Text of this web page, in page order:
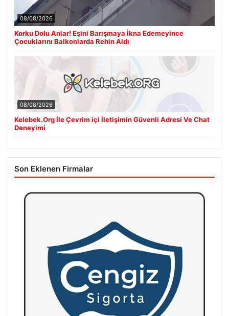
08/08/2026
Korku Dolu Anlar! Eşini Barışmaya İkna Edemeyince
Çocuklarını Balkonlarda Rehin Aldı
08/08/2026
Kelebek.Org İle Çevrim içi İletişimin Güvenli Adresi Ve Chat
Deneyimi
Son Eklenen Firmalar